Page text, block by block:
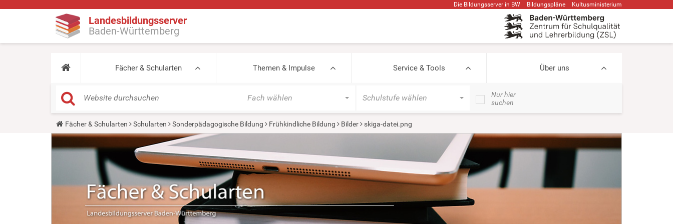
Die Bildungsserver in BW Bildungspläne Kultusministerium
Landesbildungsserver
Baden-Württemberg
Fächer & Schularten Themen & Impulse Service & Tools Über uns
Fach wählen Schulstufe wählen
Nur hier
suchen
Y
o
u
a
r
Fächer & Schularten Schularten Sonderpädagogische Bildung Frühkindliche Bildung Bilder skiga-datei.png